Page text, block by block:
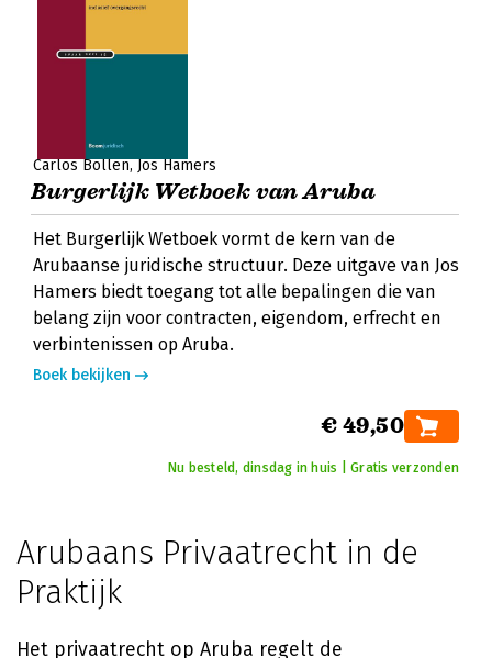
Carlos Bollen Jos Hamers
Burgerlijk Wetboek van Aruba
Het Burgerlijk Wetboek vormt de kern van de
Arubaanse juridische structuur. Deze uitgave van Jos
Hamers biedt toegang tot alle bepalingen die van
belang zijn voor contracten, eigendom, erfrecht en
verbintenissen op Aruba.
Boek bekijken
€ 49,50
Nu besteld, dinsdag in huis | Gratis verzonden
Arubaans Privaatrecht in de
Praktijk
Het privaatrecht op Aruba regelt de